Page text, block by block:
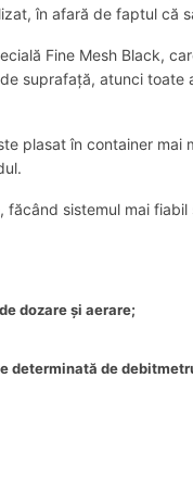
în afară de faptul că
Fine Mesh Black,
suprafață, atunci
plasat în container
sistemul mai fiabil
dozare și aerare;
de